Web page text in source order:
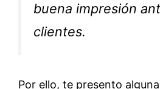
buena impresión
clientes.
Por ello, te presento